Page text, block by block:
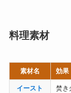
料理素材
素材名 効果
イースト
焚き